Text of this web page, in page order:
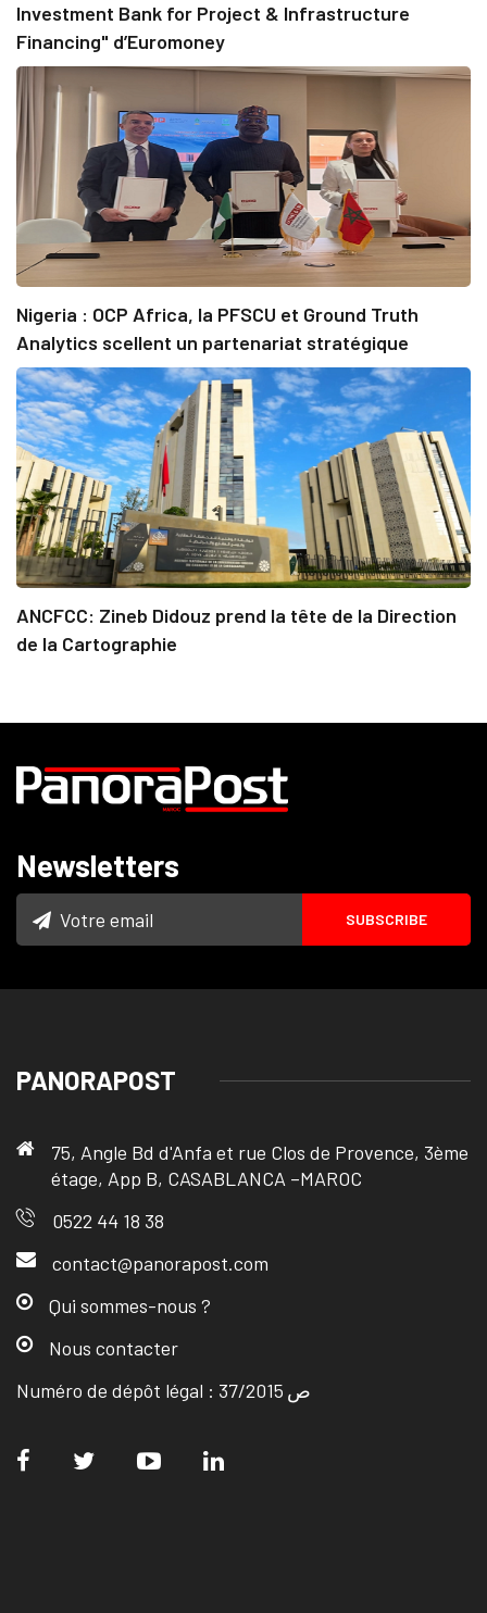
Investment Bank for Project & Infrastructure
Financing" d’Euromoney
Nigeria : OCP Africa, la PFSCU et Ground Truth
Analytics scellent un partenariat stratégique
ANCFCC: Zineb Didouz prend la tête de la Direction
de la Cartographie
Newsletters
PANORAPOST
75, Angle Bd d'Anfa et rue Clos de Provence, 3ème
étage, App B, CASABLANCA –MAROC
0522 44 18 38
contact@panorapost.com
Qui sommes-nous ?
Nous contacter
Numéro de dépôt légal : ص 37/2015